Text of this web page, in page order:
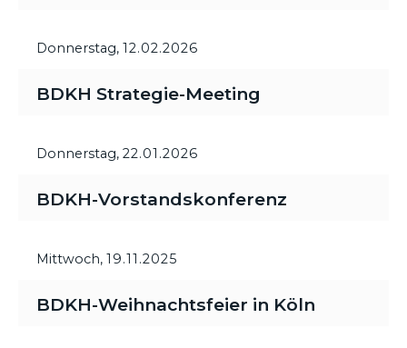
Donnerstag, 12.02.2026
BDKH Strategie-Meeting
Donnerstag, 22.01.2026
BDKH-Vorstandskonferenz
Mittwoch, 19.11.2025
BDKH-Weihnachtsfeier in Köln